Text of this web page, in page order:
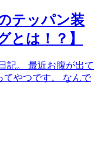
テッパン装
とは！？】
記。 最近お腹が出て
てやつです。 なんで